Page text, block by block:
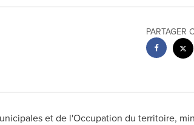
PARTAGER
et de l'Occupation du territoire,